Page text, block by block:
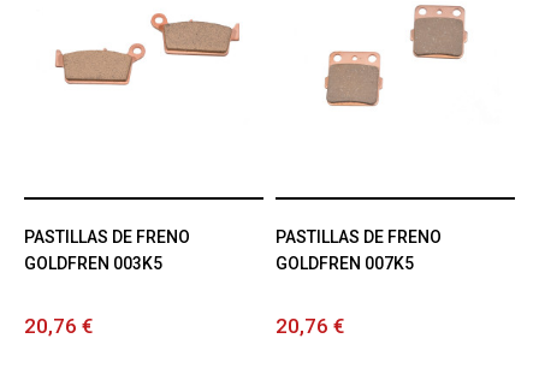
PASTILLAS DE FRENO
GOLDFREN 003K5
20,76 €
PASTILLAS DE FRENO
GOLDFREN 007K5
20,76 €